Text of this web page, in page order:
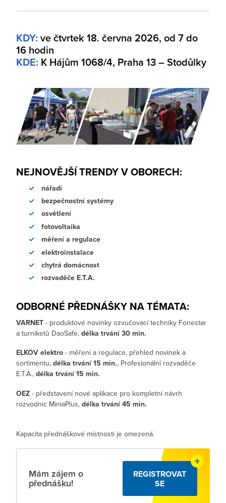
KDY: ve čtvrtek 18. června 2026, od 7 do
16 hodin
KDE: K Hájům 1068/4, Praha 13 – Stodůlky
NEJNOVĚJŠÍ TRENDY V OBORECH:
nářadí
bezpečnostní systémy
osvětlení
fotovoltaika
měření a regulace
elektroinstalace
chytrá domácnost
rozvaděče E.T.A.
ODBORNÉ PŘEDNÁŠKY NA TÉMATA:
VARNET - produktové novinky ozvučovací techniky Fonestar
a turniketů DaoSafe, délka trvání 30 min.
ELKOV elektro - měření a regulace, přehled novinek a
sortimentu, délka trvání 15 min., Profesionální rozvaděče
E.T.A., délka trvání 15 min.
OEZ - představení nové aplikace pro kompletní návrh
rozvodnic MiniaPlus, délka trvání 45 min.
Kapacita přednáškové místnosti je omezená.
Mám zájem o
přednášku!
REGISTROVAT
SE